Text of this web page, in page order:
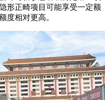
形正畸项目可能享受一定额
度相对更高。